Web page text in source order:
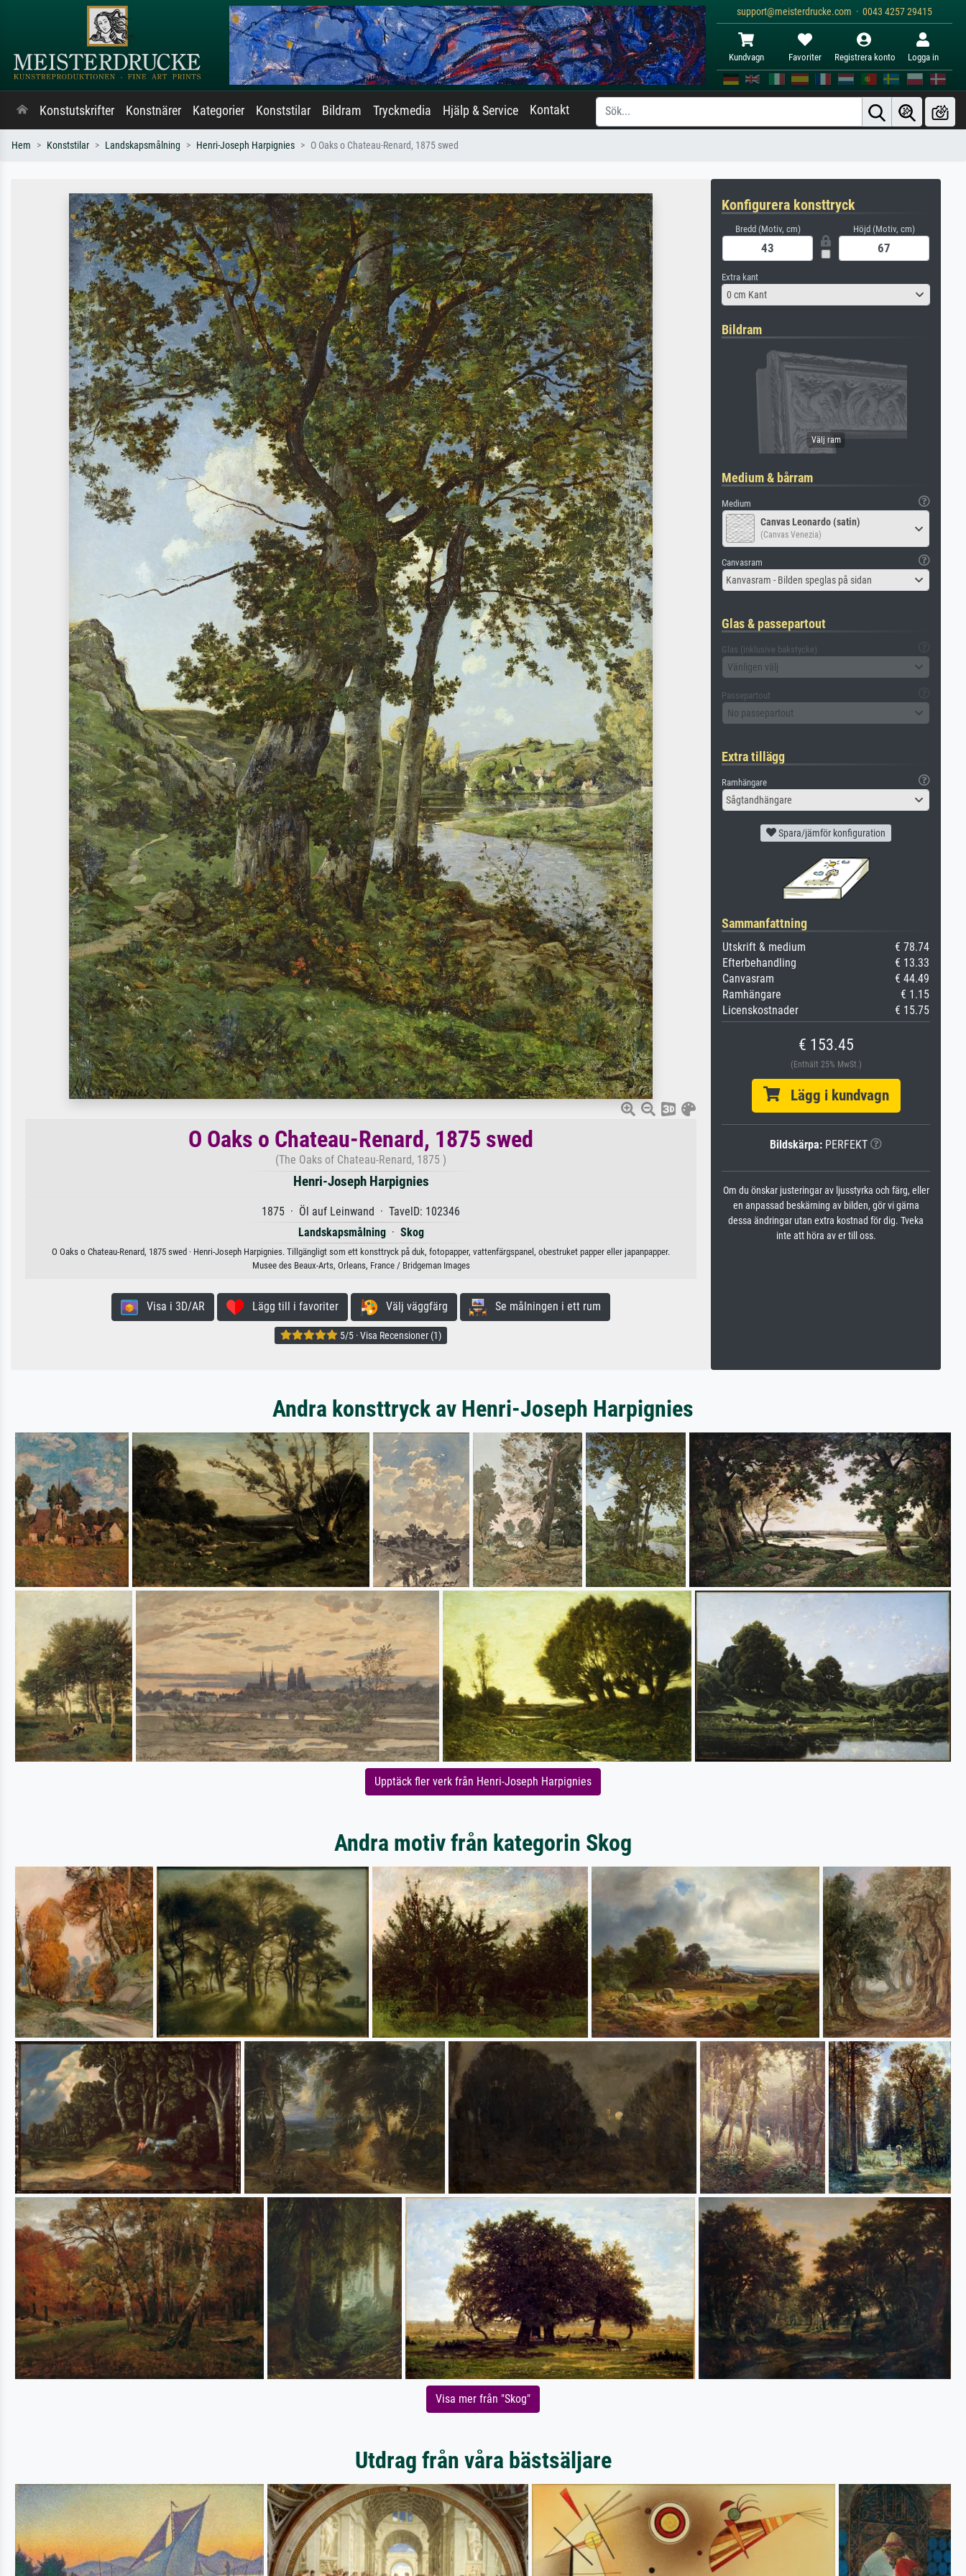
support@meisterdrucke.com · 0043 4257 29415
Kundvagn Favoriter Registrera konto Logga in
Konstutskrifter Konstnärer Kategorier Konststilar Bildram Tryckmedia Hjälp & Service Kontakt
Hem Konststilar Landskapsmålning Henri-Joseph Harpignies O Oaks o Chateau-Renard, 1875 swed
O Oaks o Chateau-Renard, 1875 swed
(The Oaks of Chateau-Renard, 1875 )
Henri-Joseph Harpignies
1875 · Öl auf Leinwand · TavelD: 102346
Landskapsmålning· Skog
O Oaks o Chateau-Renard, 1875 swed · Henri-Joseph Harpignies. Tillgängligt som ett konsttryck på duk, fotopapper, vattenfärgspanel, obestruket papper eller japanpapper.
Musee des Beaux-Arts, Orleans, France / Bridgeman Images
Visa i 3D/AR Lägg till i favoriter Välj väggfärg Se målningen i ett rum
5/5 · Visa Recensioner (1)
Konfigurera konsttryck
Bredd (Motiv, cm) Höjd (Motiv, cm)
Extra kant
0 cm Kant
Bildram
Medium & bårram
Medium
Canvas Leonardo (satin)
(Canvas Venezia)
Canvasram
Kanvasram - Bilden speglas på sidan
Glas & passepartout
Glas (inklusive bakstycke)
Vänligen välj
Passepartout
No passepartout
Extra tillägg
Ramhängare
Sågtandhängare
Spara/jämför konfiguration
Sammanfattning
Utskrift & medium
€ 78.74
Efterbehandling
€ 13.33
Canvasram
€ 44.49
Ramhängare
€ 1.15
Licenskostnader
€ 15.75
€ 153.45
(Enthält 25% MwSt.)
Lägg i kundvagn
Bildskärpa: PERFEKT
Om du önskar justeringar av ljusstyrka och färg, eller
en anpassad beskärning av bilden, gör vi gärna
dessa ändringar utan extra kostnad för dig. Tveka
inte att höra av er till oss.
Andra konsttryck av Henri-Joseph Harpignies
Upptäck fler verk från Henri-Joseph Harpignies
Andra motiv från kategorin Skog
Visa mer från "Skog"
Utdrag från våra bästsäljare